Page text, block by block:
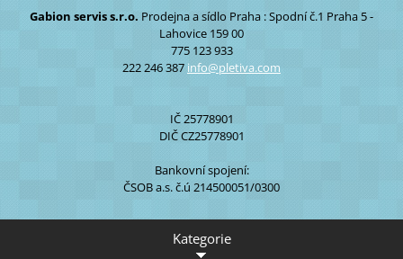
Gabion servis s.r.o. Prodejna a sídlo Praha :Spodní č.1 Praha 5 -
Lahovice 159 00
775 123 933
222 246 387 info@pletiva.com
IČ 25778901
DIČ CZ25778901
Bankovní spojení:
ČSOB a.s. č.ú 214500051/0300
Kategorie